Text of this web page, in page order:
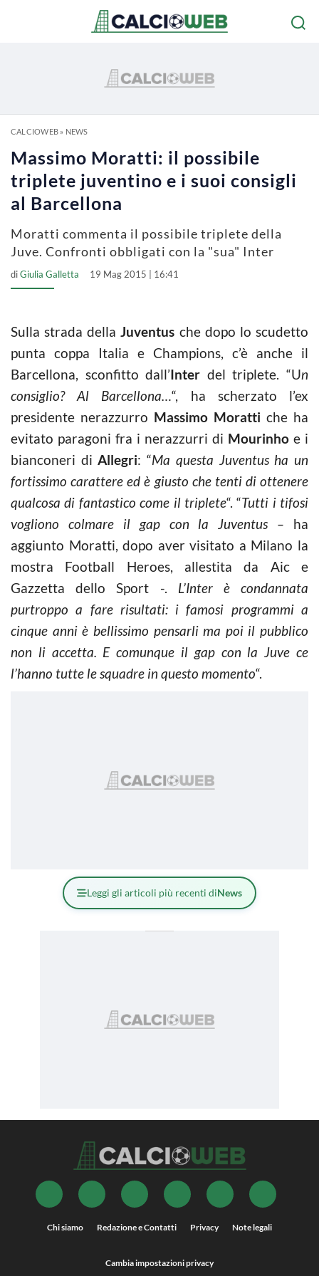
CALCIOWEB» NEWS
Massimo Moratti: il possibile
triplete juventino e i suoi consigli
al Barcellona
Moratti commenta il possibile triplete della
Juve. Confronti obbligati con la "sua" Inter
diGiulia Galletta 19 Mag 2015 | 16:41
Sulla strada dellaJuventus che dopo lo scudetto
punta coppa Italia e Champions, c’è anche il
Barcellona, sconfitto dall’Inter del triplete. “Un
consiglio? Al Barcellona…“, ha scherzato l’ex
presidente nerazzurro Massimo Moratti che ha
evitato paragoni fra i nerazzurri di Mourinho e i
bianconeri diAllegri: “Ma questa Juventus ha un
fortissimo carattere ed è giusto che tenti di ottenere
qualcosa di fantastico come il triplete“. “Tutti i tifosi
vogliono colmare il gap con la Juventus – ha
aggiunto Moratti, dopo aver visitato a Milano la
mostra Football Heroes, allestita da Aic e
Gazzetta dello Sport -. L’Inter è condannata
purtroppo a fare risultati: i famosi programmi a
cinque anni è bellissimo pensarli ma poi il pubblico
non li accetta. E comunque il gap con la Juve ce
l’hanno tutte le squadre in questo momento“.
Leggi gli articoli più recenti diNews
Chi siamo Redazione e Contatti Privacy Note legali
Cambia impostazioni privacy